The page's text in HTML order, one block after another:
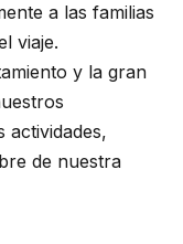
a las familias
viaje.
y la gran
actividades,
de nuestra